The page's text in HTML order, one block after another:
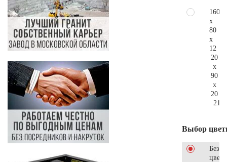
160
x
80
x
12
20
x
90
x
20
Выбор
Без